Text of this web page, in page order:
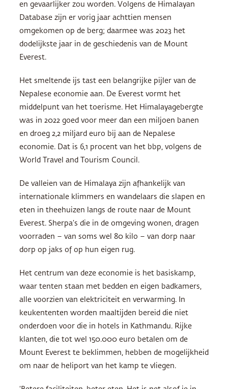
en gevaarlijker zou worden. Volgens de Himalayan
Database zijn er vorig jaar achttien mensen
omgekomen op de berg; daarmee was 2023 het
dodelijkste jaar in de geschiedenis van de Mount
Everest.
Het smeltende ijs tast een belangrijke pijler van de
Nepalese economie aan. De Everest vormt het
middelpunt van het toerisme. Het Himalayagebergte
was in 2022 goed voor meer dan een miljoen banen
en droeg 2,2 miljard euro bij aan de Nepalese
economie. Dat is 6,1 procent van het bbp, volgens de
World Travel and Tourism Council.
De valleien van de Himalaya zijn afhankelijk van
internationale klimmers en wandelaars die slapen en
eten in theehuizen langs de route naar de Mount
Everest. Sherpa’s die in de omgeving wonen, dragen
voorraden – van soms wel 80 kilo – van dorp naar
dorp op jaks of op hun eigen rug.
Het centrum van deze economie is het basiskamp,
waar tenten staan met bedden en eigen badkamers,
alle voorzien van elektriciteit en verwarming. In
keukententen worden maaltijden bereid die niet
onderdoen voor die in hotels in Kathmandu. Rijke
klanten, die tot wel 150.000 euro betalen om de
Mount Everest te beklimmen, hebben de mogelijkheid
om naar de heliport van het kamp te vliegen.